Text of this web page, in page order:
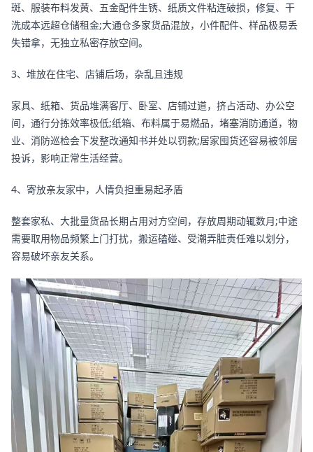
斑、服装布料发黄、五金配件生锈、纸质文件粘连破损，修复、干
洗成本远超仓储租金;大通仓多家货品混放，小件配件、样品极易丢
失错拿，无独立私密存放空间。
3、堆放在住宅、店铺后场，杂乱且违规
家具、纸箱、货品堆满客厅、卧室、店铺过道，挤占活动、办公空
间，通行分拣效率极低;纸箱、布料属于易燃品，堵塞消防通道，物
业、消防巡检会下发整改通知书并处以罚款;居家囤货还容易被邻居
投诉，影响正常生活经营。
4、寄放亲友家中，人情负担重易起矛盾
整套家私、大批量货品长期占用对方空间，存放周期动辄数月;中途
需要取用物品频繁上门打扰，搬运磕碰、受潮弄脏责任难以划分，
容易破坏亲友关系。